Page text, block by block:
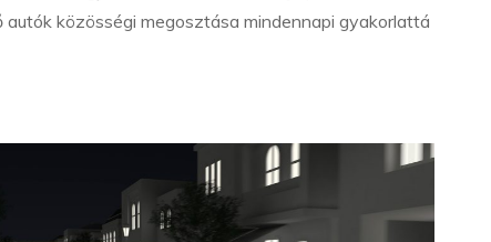
közösségi megosztása mindennapi gyakorlattá